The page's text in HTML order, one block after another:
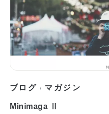
ブログ / マガジン
Minimaga Ⅱ